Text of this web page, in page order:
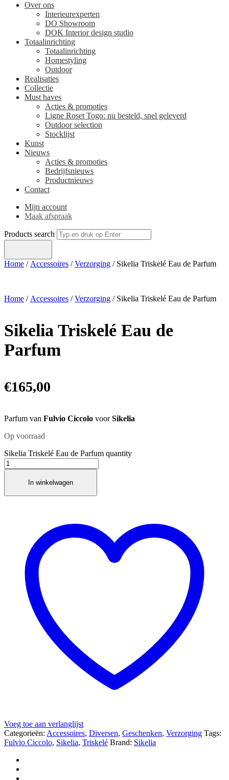
Over ons
Interieurexperten
DO Showroom
DOK Interior design studio
Totaalinrichting
Totaalinrichting
Homestyling
Outdoor
Realisaties
Collectie
Must haves
Acties & promoties
Ligne Roset Togo: nu besteld, snel geleverd
Outdoor selection
Stocklijst
Kunst
Nieuws
Acties & promoties
Bedrijfsnieuws
Productnieuws
Contact
Mijn account
Maak afspraak
Products search
Home / Accessoires /Verzorging / Sikelia Triskelé Eau de Parfum
Home / Accessoires /Verzorging / Sikelia Triskelé Eau de Parfum
Sikelia Triskelé Eau de
Parfum
€165,00
Parfum van Fulvio Ciccolo voorSikelia
Op voorraad
Sikelia Triskelé Eau de Parfum quantity
In winkelwagen
Voeg toe aan verlanglijst
Categorieën: Accessoires, Diversen, Geschenken, Verzorging Tags:
Fulvio Ciccolo, Sikelia, Triskelé Brand: Sikelia